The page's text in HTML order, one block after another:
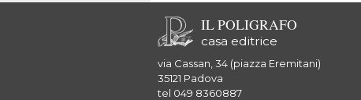
IL POLIGRAFO
casa editrice
via Cassan, 34 (piazza Eremitani)
35121 Padova
tel 049 8360887